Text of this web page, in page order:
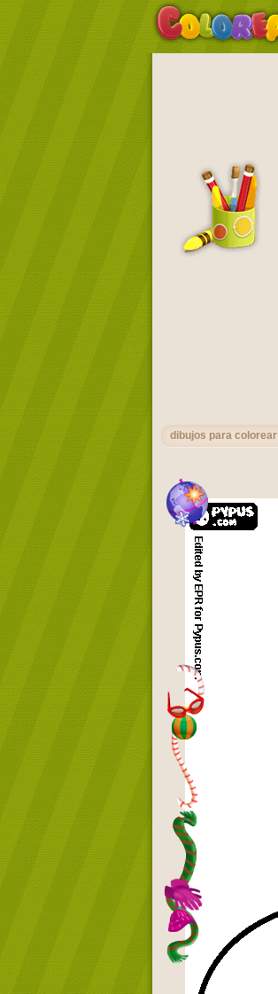
dibujos para colorear